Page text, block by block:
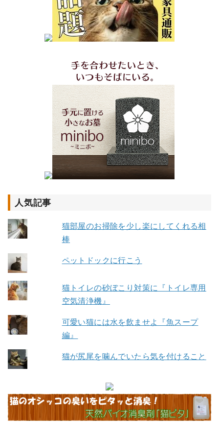
人気記事
猫部屋のお掃除を少し楽にしてくれる相
棒
ペットドックに行こう
猫トイレの砂ぼこり対策に『トイレ専用
空気清浄機』
可愛い猫には水を飲ませよ『魚スープ
編』
猫が尻尾を噛んでいたら気を付けること